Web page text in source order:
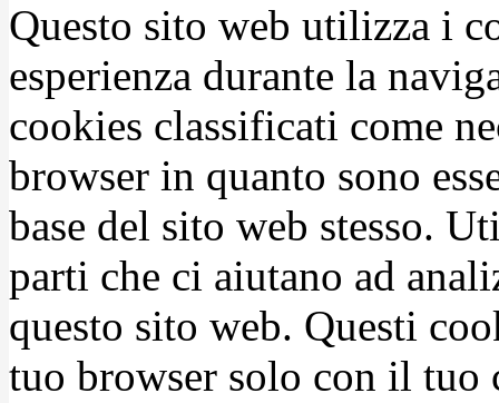
Questo sito web utilizza i
esperienza durante la
cookies classificati come
browser in quanto sono
base del sito web stesso.
parti che ci aiutano ad
questo sito web. Questi
tuo browser solo con il tuo